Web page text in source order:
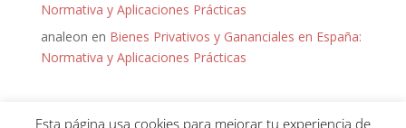
Normativa y Aplicaciones Prácticas
analeon en Bienes Privativos y Gananciales en España:
Normativa y Aplicaciones Prácticas
Esta página usa cookies para mejorar tu experiencia de